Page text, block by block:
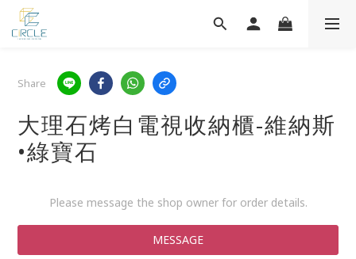
Share
大理石烤白電視收納櫃-維納斯
•綠寶石
Please message the shop owner for order details.
MESSAGE